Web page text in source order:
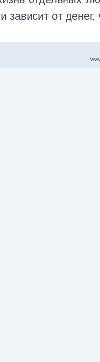
от денег,